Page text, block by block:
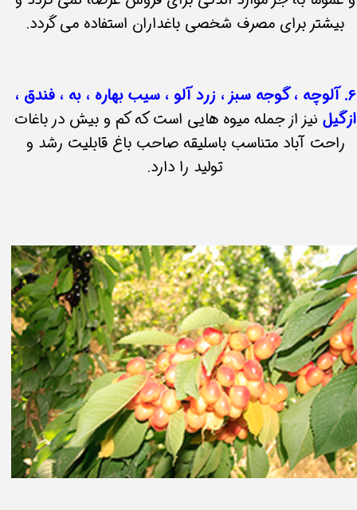
بیشتر برای مصرف شخصی باغداران استفاده می گردد.
6. آلوچه ، گوجه سبز ، زرد آلو ، سیب بهاره ، به ، فندق ،
ازگیلنیز از جمله میوه هایی است که کم و بیش در باغات
راحت آباد متناسب باسلیقه صاحب باغ قابلیت رشد و
تولید را دارد.​​​​​​​